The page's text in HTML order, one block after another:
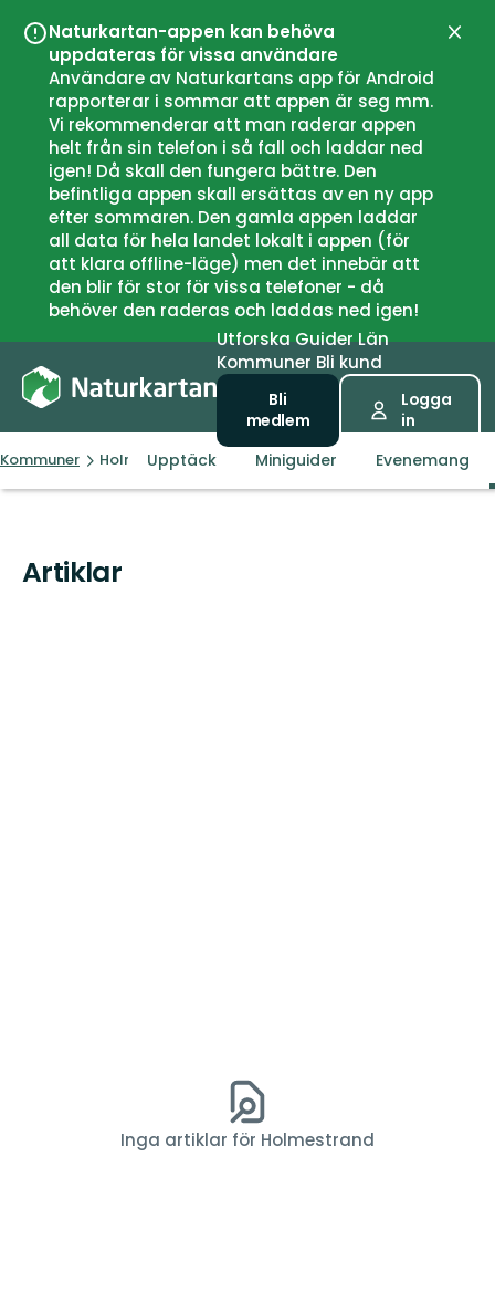
Naturkartan-appen kan behöva
uppdateras för vissa användare
Användare av Naturkartans app för Android
rapporterar i sommar att appen är seg mm.
Vi rekommenderar att man raderar appen
helt från sin telefon i så fall och laddar ned
igen! Då skall den fungera bättre. Den
befintliga appen skall ersättas av en ny app
efter sommaren. Den gamla appen laddar
all data för hela landet lokalt i appen (för
att klara offline-läge) men det innebär att
den blir för stor för vissa telefoner - då
behöver den raderas och laddas ned igen!
UtforskaGuiderLän
Kommuner Bli kund
Bli
medlem
Logga
in
Kommuner Holmestrand
Upptäck Miniguider Evenemang
Artiklar
Inga artiklar för Holmestrand